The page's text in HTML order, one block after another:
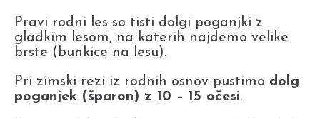
Pravi rodni les so tisti dolgi poganjki z
gladkim lesom, na katerih najdemo velike
brste (bunkice na lesu).
Pri zimski rezi iz rodnih osnov pustimo dolg
poganjek (šparon) z 10 – 15 očesi.